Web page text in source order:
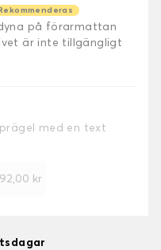
Rekommenderas
på förarmattan
är inte tillgängligt
med en text
92,00 kr